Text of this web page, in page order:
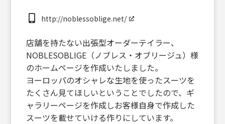
http://noblessoblige.net/
店舗を持たない出張型オーダーテイラー、
NOBLESOBLIGE（ノブレス・オブリージュ）様
のホームページを作成いたしました。
ヨーロッパのオシャレな生地を使ったスーツを
たくさん見てほしいということでしたので、ギ
ャラリーページを作成しお客様自身で作成した
スーツを載せていける作りにしています。